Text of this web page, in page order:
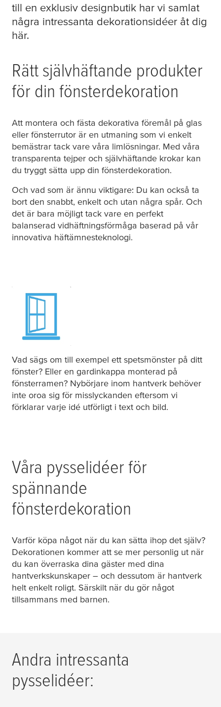
till en exklusiv designbutik har vi samlat
några intressanta dekorationsidéer åt dig
här.
Rätt självhäftande produkter
för din fönsterdekoration
Att montera och fästa dekorativa föremål på glas
eller fönsterrutor är en utmaning som vi enkelt
bemästrar tack vare våra limlösningar. Med våra
transparenta tejper och självhäftande krokar kan
du tryggt sätta upp din fönsterdekoration.
Och vad som är ännu viktigare: Du kan också ta
bort den snabbt, enkelt och utan några spår. Och
det är bara möjligt tack vare en perfekt
balanserad vidhäftningsförmåga baserad på vår
innovativa häftämnesteknologi.
Vad sägs om till exempel ett spetsmönster på ditt
fönster? Eller en gardinkappa monterad på
fönsterramen? Nybörjare inom hantverk behöver
inte oroa sig för misslyckanden eftersom vi
förklarar varje idé utförligt i text och bild.
Våra pysselidéer för
spännande
fönsterdekoration
Varför köpa något när du kan sätta ihop det själv?
Dekorationen kommer att se mer personlig ut när
du kan överraska dina gäster med dina
hantverkskunskaper – och dessutom är hantverk
helt enkelt roligt. Särskilt när du gör något
tillsammans med barnen.
Andra intressanta
pysselidéer: